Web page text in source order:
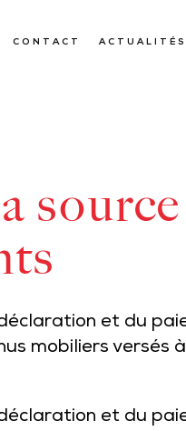
CONTACT ACTUALITÉS
et du
mobiliers versés
et du